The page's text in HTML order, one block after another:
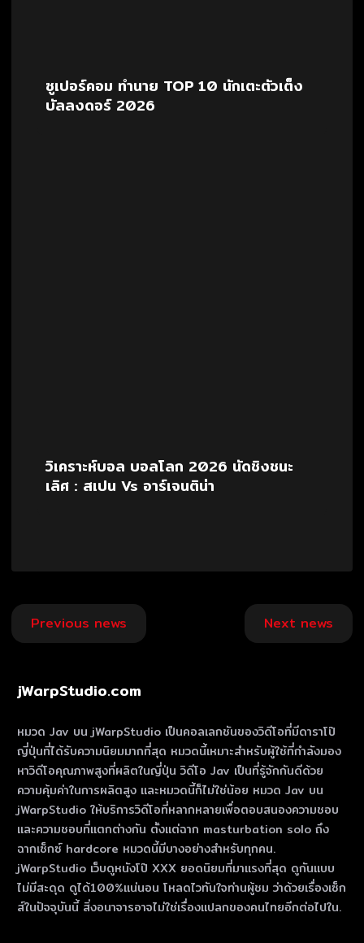
ซูเปอร์คอม ทำนาย TOP 10 นักเตะตัวเต็ง
บัลลงดอร์ 2026
วิเคราะห์บอล บอลโลก 2026 นัดชิงชนะ
เลิศ : สเปน Vs อาร์เจนติน่า
Post
navigation
Previous news Next news
jWarpStudio.com
หมวด Jav บน jWarpStudio เป็นคอลเลกชันของวิดีโอที่มีดาราโป๊
ญี่ปุ่นที่ได้รับความนิยมมากที่สุด หมวดนี้เหมาะสําหรับผู้ใช้ที่กําลังมอง
หาวิดีโอคุณภาพสูงที่ผลิตในญี่ปุ่น วิดีโอ Jav เป็นที่รู้จักกันดีด้วย
ความคุ้มค่าในการผลิตสูง และหมวดนี้ก็ไม่ใช่น้อย หมวด Jav บน
jWarpStudio ให้บริการวิดีโอที่หลากหลายเพื่อตอบสนองความชอบ
และความชอบที่แตกต่างกัน ตั้งแต่ฉาก masturbation solo ถึง
ฉากเซ็กซ์ hardcore หมวดนี้มีบางอย่างสําหรับทุกคน.
jWarpStudio เว็บดูหนังโป๊ XXX ยอดนิยมที่มาแรงที่สุด ดูกันแบบ
ไม่มีสะดุด ดูได้100%แน่นอน โหลดไวทันใจท่านผู้ชม ว่าด้วยเรื่องเซ็ก
ส์ในปัจจุบันนี้ สิ่งอนาจารอาจไม่ใช่เรื่องแปลกของคนไทยอีกต่อไปใน.